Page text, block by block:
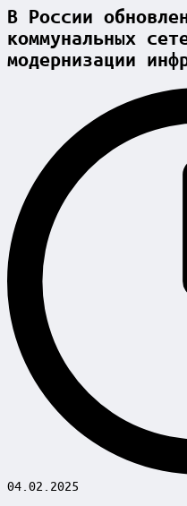
В России
коммунальных
модернизации
04.02.2025